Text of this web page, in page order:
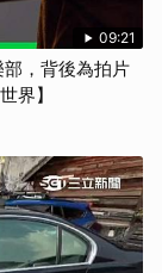
09:21
，背後為拍片
界】